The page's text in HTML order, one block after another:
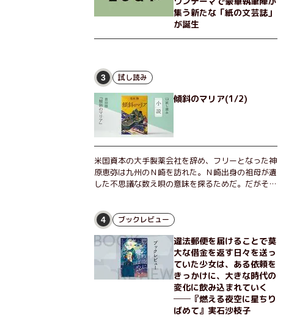
集う新たな「紙の文芸誌」
が誕生
3 試し読み
傾斜のマリア(1/2)
米国資本の大手製薬会社を辞め、フリーとなった神
原恵弥は九州のＮ崎を訪れた。Ｎ崎出身の祖母が遺
した不思議な数え唄の意味を探るためだ。だがそん
出島で見つかったある物質について博士の意見を聞
きたいという。恵弥は、まるで影のような存在の博
士とまみえることはできるのか？ そして、唄の歌
詞「かたむくマリア」に込められた秘密とは？ 謎
めいたラストが鮮烈な余韻を残すシリーズ第四作！
4 ブックレビュー
違法郵便を届けることで莫
大な借金を返す日々を送っ
ていた少女は、ある依頼を
きっかけに、大きな時代の
変化に飲み込まれていく
──『燃える夜空に星ちり
ばめて』実石沙枝子